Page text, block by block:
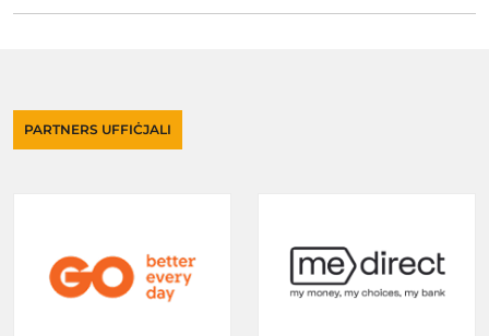
PARTNERS UFFIĊJALI